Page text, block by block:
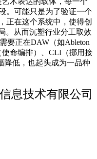
。可能只是为了验证一个
正在这个系统中，使得创
。从而沉塑行业分工取效
要正在DAW（如Ableton
命编排）、CLI（挪用接
降低，也起头成为一品种
息技术有限公司